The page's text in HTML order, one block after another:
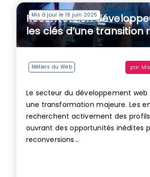
Mis à jour le 19 juin 2025
Reconversion
les clés d’une transition
Métiers du Web par
Le secteur du développement
une transformation majeure. Les
recherchent activement des
ouvrant des opportunités inédites
reconversions...